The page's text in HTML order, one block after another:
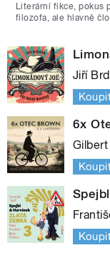
Literární fikce, pokus
filozofa, ale hlavně
Jiří
6x